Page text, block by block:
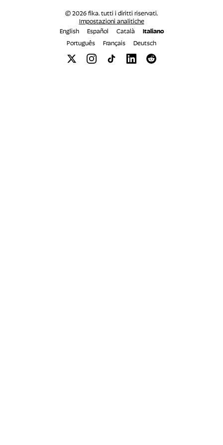
© 2026 fika. tutti i diritti riservati.
Impostazioni analitiche
English
Español Català
Italiano
Português
Français Deutsch